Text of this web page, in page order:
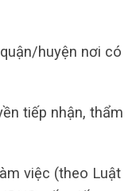
huyện nơi có
tiếp nhận, thẩm
việc (theo Luật